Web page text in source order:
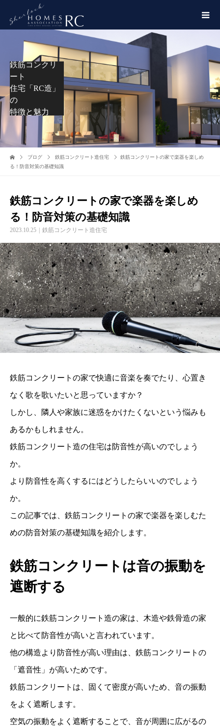
鉄筋コンクリ
ート
住宅「RC造」
の
特徴と魅力
ブログ 鉄筋コンクリート造住宅
鉄筋コンクリートの家で楽器を楽しめ
る！防音対策の基礎知識
鉄筋コンクリートの家で楽器を楽しめ
る！防音対策の基礎知識
2023.10.25 鉄筋コンクリート造住宅
鉄筋コンクリートの家で快適に音楽を奏でたり、心置き
なく歌を歌いたいと思っていますか？
しかし、隣人や家族に迷惑をかけたくないという悩みも
あるかもしれません。
鉄筋コンクリート造の住宅は防音性が高いのでしょう
か。
より防音性を高くするにはどうしたらいいのでしょう
か。
この記事では、鉄筋コンクリートの家で楽器を楽しむた
めの防音対策の基礎知識を紹介します。
鉄筋コンクリートは音の振動を
遮断する
一般的に鉄筋コンクリート造の家は、木造や鉄骨造の家
と比べて防音性が高いと言われています。
他の構造より防音性が高い理由は、鉄筋コンクリートの
「遮音性」が高いためです。
鉄筋コンクリートは、固くて密度が高いため、音の振動
をよく遮断します。
空気の振動をよく遮断することで、音が周囲に広がるの